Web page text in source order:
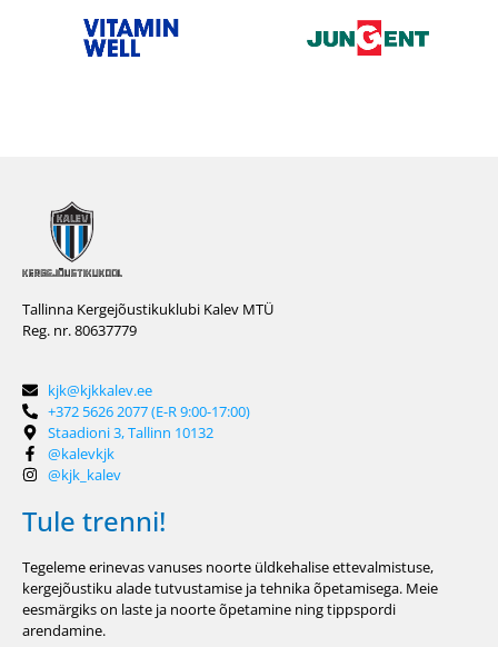
Tallinna Kergejõustikuklubi Kalev MTÜ
Reg. nr. 80637779
kjk@kjkkalev.ee
+372 5626 2077 (E-R 9:00-17:00)
Staadioni 3, Tallinn 10132
@kalevkjk
@kjk_kalev
Tule trenni!
Tegeleme erinevas vanuses noorte üldkehalise ettevalmistuse,
kergejõustiku alade tutvustamise ja tehnika õpetamisega. Meie
eesmärgiks on laste ja noorte õpetamine ning tippspordi
arendamine.